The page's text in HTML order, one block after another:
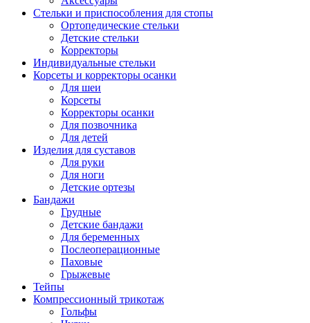
Стельки и приспособления для стопы
Ортопедические стельки
Детские стельки
Корректоры
Индивидуальные стельки
Корсеты и корректоры осанки
Для шеи
Корсеты
Корректоры осанки
Для позвочника
Для детей
Изделия для суставов
Для руки
Для ноги
Детские ортезы
Бандажи
Грудные
Детские бандажи
Для беременных
Послеоперационные
Паховые
Грыжевые
Тейпы
Компрессионный трикотаж
Гольфы